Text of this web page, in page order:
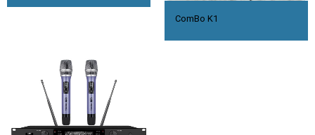
ComBo K1